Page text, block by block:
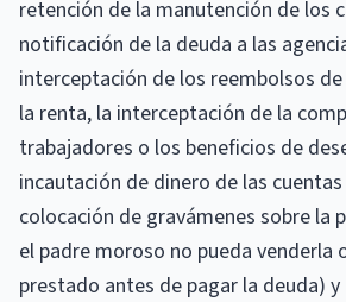
retención de la manutención de los
notificación de la deuda a las
interceptación de los reembolsos
la renta, la interceptación de la
trabajadores o los beneficios de
incautación de dinero de las
colocación de gravámenes sobre la
el padre moroso no pueda venderla
prestado antes de pagar la deuda) y